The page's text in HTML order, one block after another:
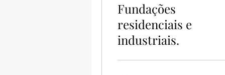
Fundações
residenciais e
industriais.